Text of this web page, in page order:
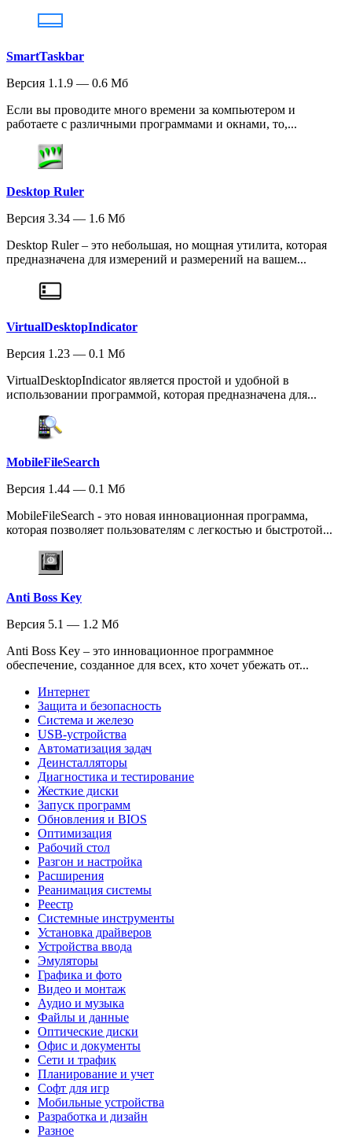
SmartTaskbar
Версия 1.1.9 — 0.6 Мб
Если вы проводите много времени за компьютером и
работаете с различными программами и окнами, то,...
Desktop Ruler
Версия 3.34 — 1.6 Мб
Desktop Ruler – это небольшая, но мощная утилита, которая
предназначена для измерений и размерений на вашем...
VirtualDesktopIndicator
Версия 1.23 — 0.1 Мб
VirtualDesktopIndicator является простой и удобной в
использовании программой, которая предназначена для...
MobileFileSearch
Версия 1.44 — 0.1 Мб
MobileFileSearch - это новая инновационная программа,
которая позволяет пользователям с легкостью и быстротой...
Anti Boss Key
Версия 5.1 — 1.2 Мб
Anti Boss Key – это инновационное программное
обеспечение, созданное для всех, кто хочет убежать от...
Интернет
Защита и безопасность
Система и железо
USB-устройства
Автоматизация задач
Деинсталляторы
Диагностика и тестирование
Жесткие диски
Запуск программ
Обновления и BIOS
Оптимизация
Рабочий стол
Разгон и настройка
Расширения
Реанимация системы
Реестр
Системные инструменты
Установка драйверов
Устройства ввода
Эмуляторы
Графика и фото
Видео и монтаж
Аудио и музыка
Файлы и данные
Оптические диски
Офис и документы
Сети и трафик
Планирование и учет
Софт для игр
Мобильные устройства
Разработка и дизайн
Разное